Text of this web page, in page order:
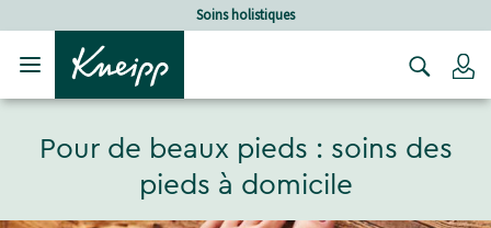
Sauter au contenu principal
Sauter au contenu du pied de page
Soins holistiques
Pour de beaux pieds : soins des
pieds à domicile